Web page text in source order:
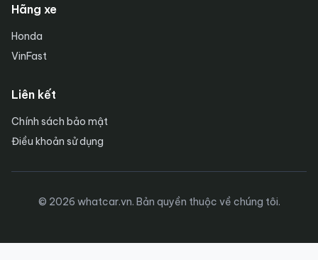
Hãng xe
Honda
VinFast
Liên kết
Chính sách bảo mật
Điều khoản sử dụng
© 2026 whatcar.vn. Bản quyền thuộc về chúng tôi.